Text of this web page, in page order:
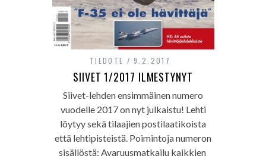
TIEDOTE 9.2.2017
SIIVET 1/2017 ILMESTYNYT
Siivet-lehden ensimmäinen numero
vuodelle 2017 on nyt julkaistu! Lehti
löytyy sekä tilaajien postilaatikoista
että lehtipisteistä. Poimintoja numeron
sisällöstä: Avaruusmatkailu kaikkien